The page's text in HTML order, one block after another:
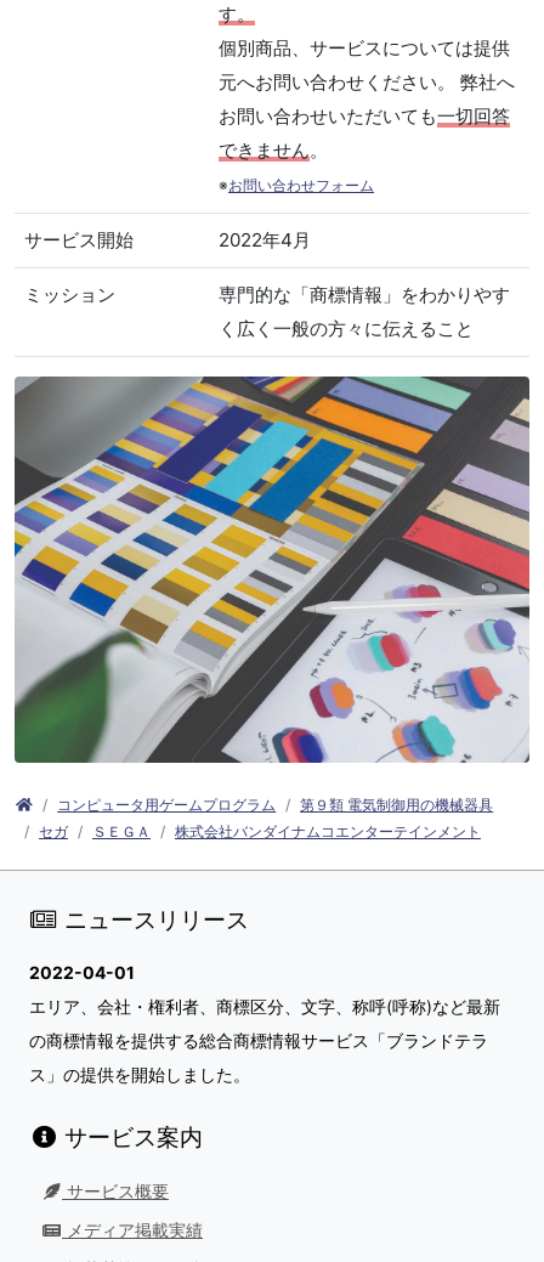
す。
個別商品、サービスについては提供
元へお問い合わせください。 弊社へ
お問い合わせいただいても一切回答
できません。
※お問い合わせフォーム
サービス開始 2022年4月
ミッション
専門的な「商標情報」をわかりやす
く広く一般の方々に伝えること
コンピュータ用ゲームプログラム
第９類 電気制御用の機械器具
セガ
ＳＥＧＡ 株式会社バンダイナムコエンターテインメント
ニュースリリース
2022-04-01
エリア、会社・権利者、商標区分、文字、称呼(呼称)など最新
の商標情報を提供する総合商標情報サービス「ブランドテラ
ス」の提供を開始しました。
サービス案内
サービス概要
メディア掲載実績